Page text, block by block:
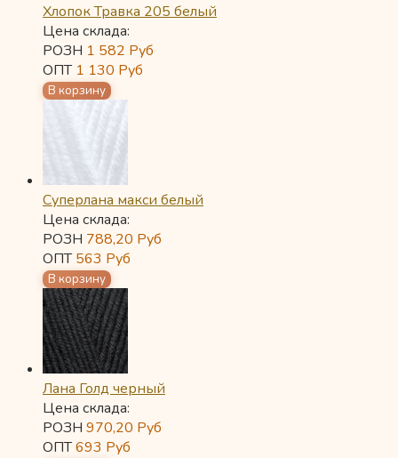
Хлопок Травка 205 белый
Цена склада:
РОЗН 1 582 Руб
ОПТ 1 130 Руб
Суперлана макси белый
Цена склада:
РОЗН 788,20 Руб
ОПТ563 Руб
Лана Голд черный
Цена склада:
РОЗН 970,20 Руб
ОПТ693 Руб